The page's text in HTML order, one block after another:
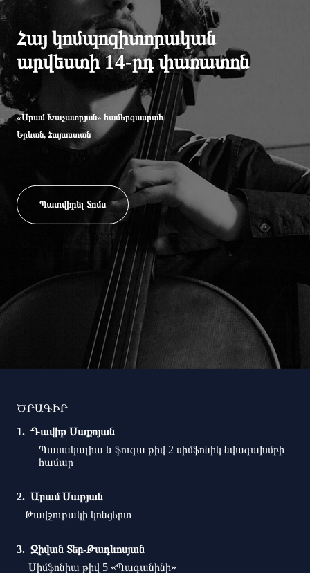
Հայ կոմպոզիտորական
արվեստի 14-րդ փառատոն
«Արամ Խաչատրյան» համերգասրահ
Երևան, Հայաստան
Պատվիրել Տոմս
ԾՐԱԳԻՐ
Դավիթ Սաքոյան
Պասակալիա և ֆուգա թիվ 2 սիմֆոնիկ նվագախմբի
համար
Արամ Սաթյան
Թավջութակի կոնցերտ
Ջիվան Տեր-Թադևոսյան
Սիմֆոնիա թիվ 5 «Պագանինի»